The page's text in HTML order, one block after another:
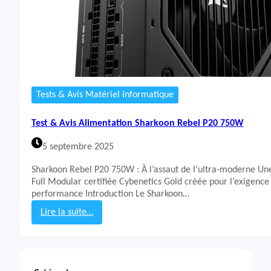
Tests & Avis Matériel informatique
Test & Avis Alimentation Sharkoon Rebel P20 750W
5 septembre 2025
Sharkoon Rebel P20 750W : À l’assaut de l’ultra-moderne
Full Modular certifiée Cybenetics Gold créée pour
performance Introduction Le Sharkoon…
Lire la suite…
: